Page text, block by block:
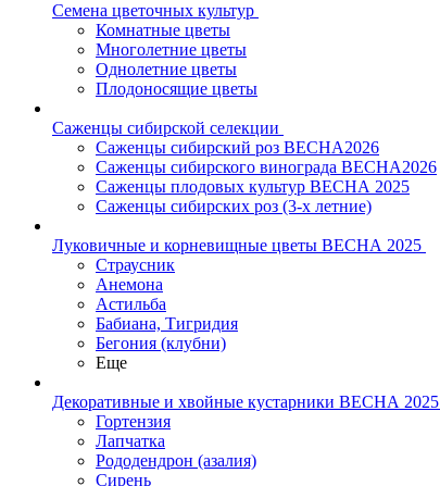
Семена цветочных культур
Комнатные цветы
Многолетние цветы
Однолетние цветы
Плодоносящие цветы
Саженцы сибирской селекции
Саженцы сибирский роз ВЕСНА2026
Саженцы сибирского винограда ВЕСНА2026
Саженцы плодовых культур ВЕСНА 2025
Саженцы сибирских роз (3-х летние)
Луковичные и корневищные цветы ВЕСНА 2025
Страусник
Анемона
Астильба
Бабиана, Тигридия
Бегония (клубни)
Еще
Декоративные и хвойные кустарники ВЕСНА 2025
Гортензия
Лапчатка
Рододендрон (азалия)
Сирень